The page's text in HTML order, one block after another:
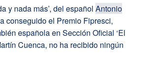
y nada más’, del español Antonio
conseguido el Premio Fipresci,
española en Sección Oficial ‘El
Cuenca, no ha recibido ningún